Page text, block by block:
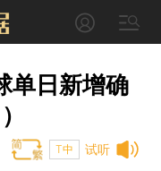
单日新增确
试听
T中